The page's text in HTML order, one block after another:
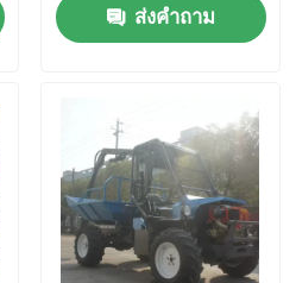
ส่งคำถาม